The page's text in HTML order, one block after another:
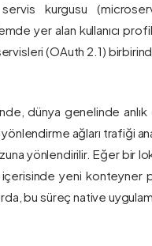
kurgusu
yer alan kullanıcı
(OAuth 2.1)
dünya genelinde
yönlendirme ağları trafiği
yönlendirilir. Eğer bir
yeni konteyner
bu süreç native